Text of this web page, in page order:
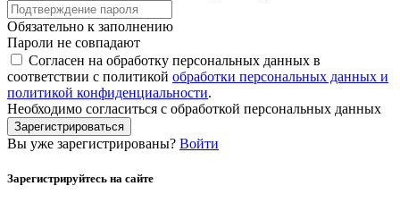
Обязательно к заполнению
Пароли не совпадают
Согласен на обработку персональных данных в
соответствии с политикой обработки персональных данных и
политикой конфиденциальности.
Необходимо согласиться с обработкой персональных данных
Зарегистрироваться
Вы уже зарегистрированы? Войти
Зарегистрируйтесь на сайте